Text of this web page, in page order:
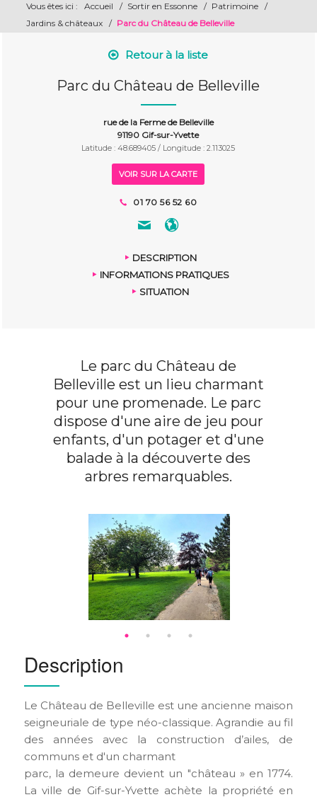
Vous êtes ici : Accueil / Sortir en Essonne / Patrimoine
/
Jardins & châteaux
/ Parc du Château de Belleville
Retour à la liste
Parc du Château de Belleville
rue de la Ferme de Belleville
91190 Gif-sur-Yvette
Latitude : 48.689405 / Longitude : 2.113025
VOIR SUR LA CARTE
01 70 56 52 60
DESCRIPTION
INFORMATIONS PRATIQUES
SITUATION
Le parc du Château de
Belleville est un lieu charmant
pour une promenade. Le parc
dispose d'une aire de jeu pour
enfants, d'un potager et d'une
balade à la découverte des
arbres remarquables.
Description
Le Château de Belleville est une ancienne maison
seigneuriale de type néo-classique. Agrandie au fil
des années avec la construction d’ailes, de
communs et d'un charmant
parc, la demeure devient un "château » en 1774.
La ville de Gif-sur-Yvette achète la propriété en